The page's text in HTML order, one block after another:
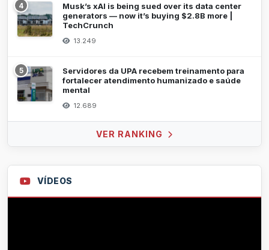
4
Musk’s xAI is being sued over its data center
generators — now it’s buying $2.8B more |
TechCrunch
13.249
5
Servidores da UPA recebem treinamento para
fortalecer atendimento humanizado e saúde
mental
12.689
VER RANKING
VÍDEOS